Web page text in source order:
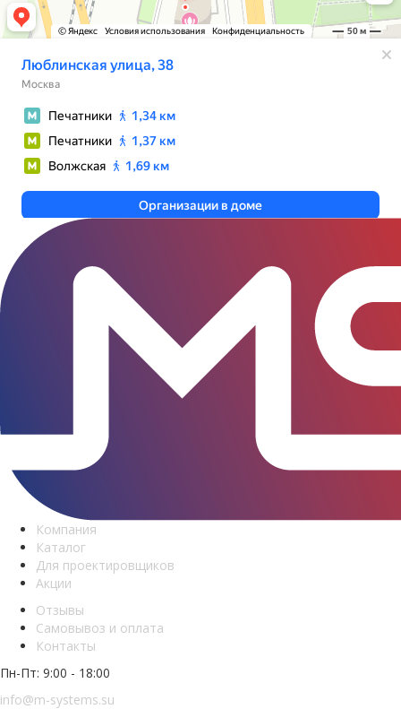
Компания
Каталог
Для проектировщиков
Акции
Отзывы
Самовывоз и оплата
Контакты
Пн-Пт: 9:00 - 18:00
info@m-systems.su